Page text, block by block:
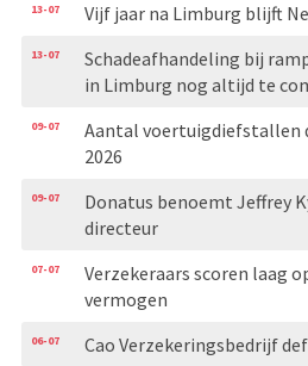
13-07 Vijf jaar na Limburg blijft
13-07
Schadeafhandeling bij
in Limburg nog altijd te
09-07
Aantal voertuigdiefstallen
2026
09-07
Donatus benoemt Jeffrey
directeur
07-07
Verzekeraars scoren laag
vermogen
06-07 Cao Verzekeringsbedrijf